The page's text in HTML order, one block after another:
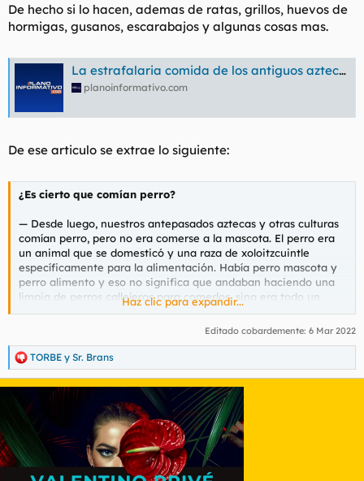
De hecho si lo hacen, ademas de ratas, grillos, huevos de
hormigas, gusanos, escarabajos y algunas cosas mas.
La estrafalaria comida de los antiguos aztecas
planoinformativo.com
De ese articulo se extrae lo siguiente:
¿Es cierto que comían perro?
— Desde luego, nuestros antepasados aztecas y otras culturas
comían perro, pero no era comerse a la mascota. El perro era
un animal que se domesticó y una raza de xoloitzcuintle
específicamente para la alimentación. Había perro mascota y
perro alimento y eso no significa que andaban haciendo una
limpia de perros callejeros para comerlos, sino era todo un
proceso incluso, era un gremio muy reconocido el que
Haz clic para expandir...
Editado cobardemente: 6 Mar 2022
R
e
a
n
e
TORBE y Sr. Brans